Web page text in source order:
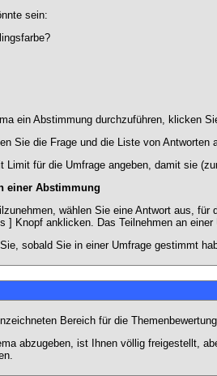
sein:
ein Abstimmung durchzuführen, klicken
Sie die Frage und die Liste von
Limit für die Umfrage angeben, damit sie
einer Abstimmung
wählen Sie eine Antwort aus,
] Knopf anklicken. Das Teilnehmen an
sobald Sie in einer Umfrage gestimmt
Bereich für die
abzugeben, ist Ihnen völlig freigestellt,